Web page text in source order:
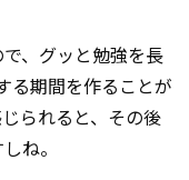
、グッと勉強を長
る期間を作ることが
られると、その後
ね。